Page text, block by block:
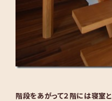
階段をあがって２階には寝室と